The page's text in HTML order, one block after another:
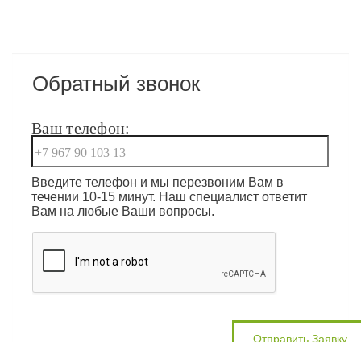
Обратный звонок
Ваш телефон:
Введите телефон и мы перезвоним Вам в
течении 10-15 минут. Наш специалист ответит
Вам на любые Ваши вопросы.